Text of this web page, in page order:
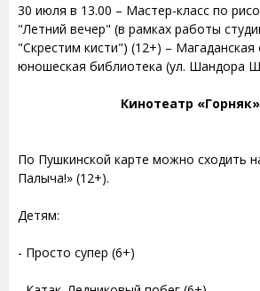
30 июля в 13.00 – Мастер-класс по
"Летний вечер" (в рамках работы
"Скрестим кисти") (12+) – Магаданская
юношеская библиотека (ул. Шандора
Кинотеатр «Горняк»
По Пушкинской карте можно сходить
Палыча!» (12+).
Детям:
- Просто супер (6+)